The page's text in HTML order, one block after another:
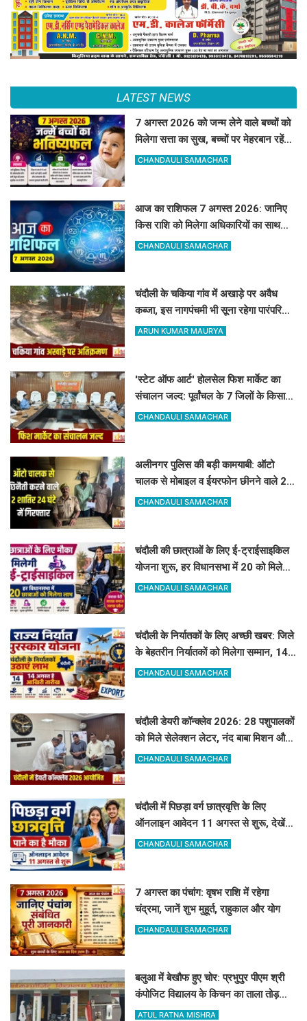
LATEST NEWS
7 अगस्त 2026 को जन्म लेने वाले बच्चों को
मिलेगा सत्ता का सुख, बच्चों पर मेहरबान रहेंगे
ग्रह-नक्षत्र,
CHANDAULI SAMACHAR
आज का राशिफल 7 अगस्त 2026: जानिए
किस राशि को मिलेगा अधिकारियों का साथ
और किसे रहना होगा सतर्क
CHANDAULI SAMACHAR
चंदौली के चकिया गांव में अखाड़े पर अवैध
कब्जा, इस नागपंचमी भी सूना रहेगा पारंपरिक
खेल का मैदान
ARUN KUMAR MAURYA
'स्टेट ऑफ आर्ट' होलसेल फिश मार्केट का
संचालन जल्द: पूर्वांचल के 7 जिलों के किसान
जुड़ेंगे चंदौली फिश मार्केट से
CHANDAULI SAMACHAR
अलीनगर पुलिस की बड़ी कामयाबी: ऑटो
चालक से मोबाइल व ईयरफोन छीनने वाले 2
अभियुक्त 24 घंटे में गिरफ्तार
CHANDAULI SAMACHAR
चंदौली की छात्राओं के लिए ई-ट्राईसाइकिल
योजना शुरू, हर विधानसभा में 20 को मिलेगा
लाभ
CHANDAULI SAMACHAR
चंदौली के निर्यातकों के लिए अच्छी खबर: जिले
के बेहतरीन निर्यातकों को मिलेगा सम्मान, 14
अगस्त तक करें आवेदन
CHANDAULI SAMACHAR
चंदौली डेयरी कॉन्क्लेव 2026: 28 पशुपालकों
को मिले सेलेक्शन लेटर, नंद बाबा मिशन और
स्वदेशी गौ-संवर्धन योजना के लिए दिए गए
CHANDAULI SAMACHAR
चंदौली में पिछड़ा वर्ग छात्रवृत्ति के लिए
ऑनलाइन आवेदन 11 अगस्त से शुरू, देखें
पूरा शेड्यूल
CHANDAULI SAMACHAR
7 अगस्त का पंचांग: वृषभ राशि में रहेगा
चंद्रमा, जानें शुभ मुहूर्त, राहुकाल और योग
CHANDAULI SAMACHAR
बलुआ में बेखौफ हुए चोर: प्रभुपुर पीएम श्री
कंपोजिट विद्यालय के किचन का ताला तोड़
हजारों का सामान पार
ATUL RATNA MISHRA